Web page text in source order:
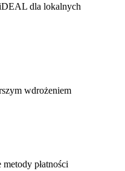
dla lokalnych
wdrożeniem
płatności